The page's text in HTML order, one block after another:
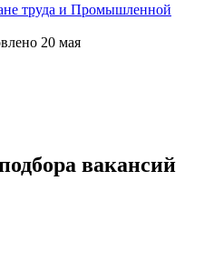
труда и Промышленной
20 мая
вакансий